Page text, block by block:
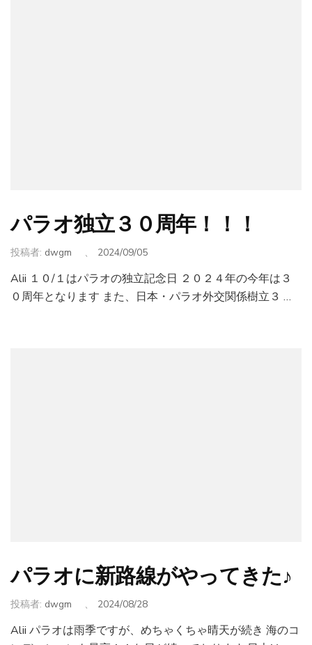
パラオ独立３０周年！！！
投稿者: dwgm 、 2024/09/05
Alii １０/１はパラオの独立記念日 ２０２４年の今年は３
０周年となります また、日本・パラオ外交関係樹立３ …
パラオに新路線がやってきた♪
投稿者: dwgm 、 2024/08/28
Alii パラオは雨季ですが、めちゃくちゃ晴天が続き 海のコ